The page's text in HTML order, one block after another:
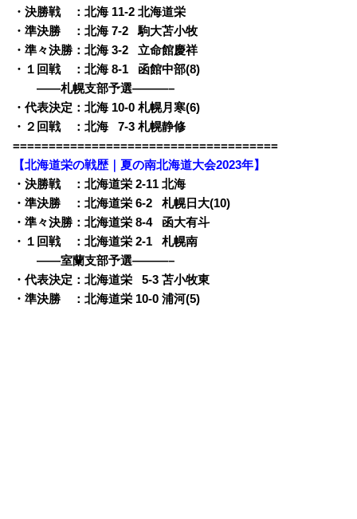
・決勝戦 ：北海 11-2 北海道栄
・準決勝 ：北海 7-2
駒大苫小牧
・準々決勝：北海 3-2
立命館慶祥
・１回戦 ：北海 8-1
函館中部(8)
——札幌支部予選———–
・代表決定：北海 10-0 札幌月寒(6)
・２回戦 ：北海
07-3 札幌静修
=====================================
【北海道栄の戦歴｜夏の南北海道大会2023年】
・決勝戦 ：北海道栄 2-11 北海
・準決勝 ：北海道栄 6-2
0札幌日大(10)
・準々決勝：北海道栄 8-4
函大有斗
・１回戦 ：北海道栄 2-1
0札幌南
——室蘭支部予選———–
・代表決定：北海道栄
05-3 苫小牧東
・準決勝 ：北海道栄 10-0 浦河(5)